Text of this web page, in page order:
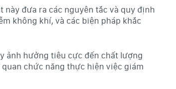
đưa ra các nguyên tắc và quy định
không khí, và các biện pháp khắc
ảnh hưởng tiêu cực đến chất lượng
chức năng thực hiện việc giám